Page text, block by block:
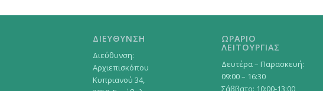
ΔΙΕΥΘΥΝΣΗ
Διεύθυνση:
Αρχιεπισκόπου
Κυπριανού 34,
ΩΡΑΡΙΟ
ΛΕΙΤΟΥΡΓΙΑΣ
Δευτέρα – Παρασκευή:
09:00 – 16:30
Σάββατο: 10:00-13:00